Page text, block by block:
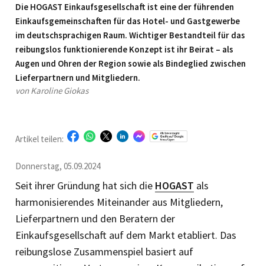
Die HOGAST Einkaufsgesellschaft ist eine der führenden
Einkaufsgemeinschaften für das Hotel- und Gastgewerbe
im deutschsprachigen Raum. Wichtiger Bestandteil für das
reibungslos funktionierende Konzept ist ihr Beirat – als
Augen und Ohren der Region sowie als Bindeglied zwischen
Lieferpartnern und Mitgliedern.
von Karoline Giokas
Donnerstag, 05.09.2024
Artikel teilen:
Seit ihrer Gründung hat sich die HOGAST als
harmonisierendes Miteinander aus Mitgliedern,
Lieferpartnern und den Beratern der
Einkaufsgesellschaft auf dem Markt etabliert. Das
reibungslose Zusammenspiel basiert auf